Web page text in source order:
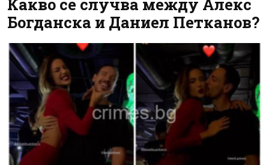
Какво се случва между Алекс
Богданска и Даниел Петканов?